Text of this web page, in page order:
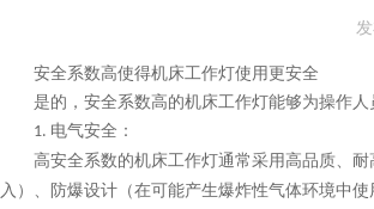
安全系数高使得机床工作灯使用更安全
是的，安全系数高的机床工作灯能够为操作
1. 电气安全：
高安全系数的机床工作灯通常采用高品质、
入）、防爆设计（在可能产生爆炸性气体环境中